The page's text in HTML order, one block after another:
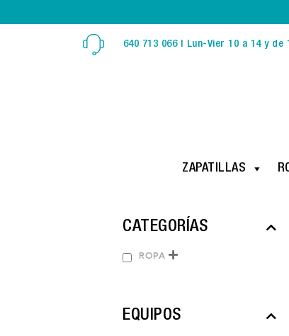
640 713 066 | Lun-Vier 10 a 14 y de
ZAPATILLAS
CATEGORÍAS
ROPA
EQUIPOS